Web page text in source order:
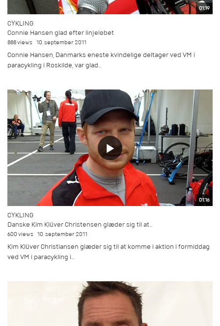
01:19
CYKLING
Connie Hansen glad efter linjeløbet
888 views 10. september 2011
Connie Hansen, Danmarks eneste kvindelige deltager ved VM i
paracykling i Roskilde, var glad...
01:16
CYKLING
Danske Kim Klüver Christensen glæder sig til at...
600 views 10. september 2011
Kim Klüver Christiansen glæder sig til at komme i aktion i formiddag
ved VM i paracykling i...